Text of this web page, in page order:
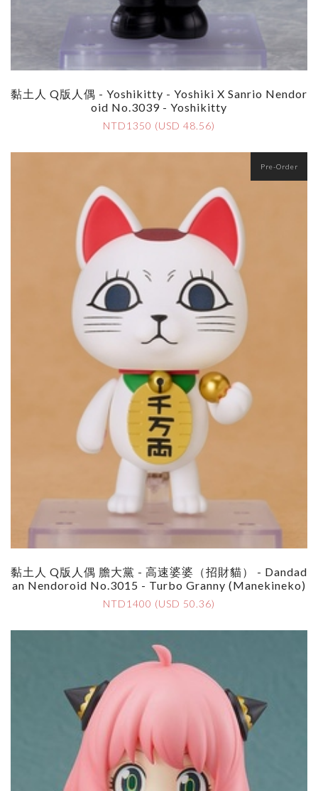
黏土人 Q版人偶 - Yoshikitty - Yoshiki X Sanrio Nendor
Oid No.3039 - Yoshikitty
NTD1350 (USD 48.56)
Pre-Order
黏土人 Q版人偶 膽大黨 - 高速婆婆（招財貓） - Dandad
An Nendoroid No.3015 - Turbo Granny (Manekineko)
NTD1400 (USD 50.36)